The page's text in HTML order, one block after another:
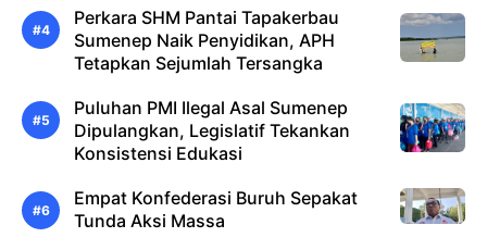
Perkara SHM Pantai Tapakerbau
Sumenep Naik Penyidikan, APH
Tetapkan Sejumlah Tersangka
Puluhan PMI Ilegal Asal Sumenep
Dipulangkan, Legislatif Tekankan
Konsistensi Edukasi
Empat Konfederasi Buruh Sepakat
Tunda Aksi Massa